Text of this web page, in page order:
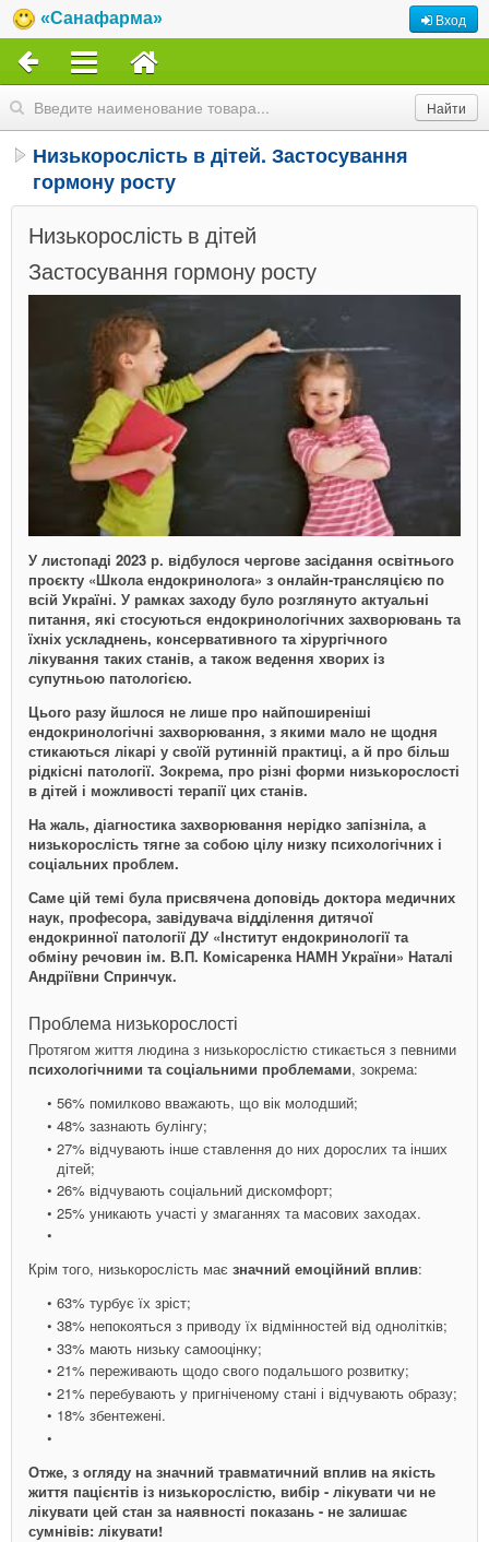
«Санафарма» Вход
Низькорослість в дітей. Застосування
гормону росту
Низькорослість в дітей
Застосування гормону росту
У листопаді 2023 р. відбулося чергове засідання освітнього
проєкту «Школа ендокринолога» з онлайн-трансляцією по
всій Україні. У рамках заходу було розглянуто актуальні
питання, які стосуються ендокринологічних захворювань та
їхніх ускладнень, консервативного та хірургічного
лікування таких станів, а також ведення хворих із
супутньою патологією.
Цього разу йшлося не лише про найпоширеніші
ендокринологічні захворювання, з якими мало не щодня
стикаються лікарі у своїй рутинній практиці, а й про більш
рідкісні патології. Зокрема, про різні форми низькорослості
в дітей і можливості терапії цих станів.
На жаль, діагностика захворювання нерідко запізніла, а
низькорослість тягне за собою цілу низку психологічних і
соціальних проблем.
Саме цій темі була присвячена доповідь доктора медичних
наук, професора, завідувача відділення дитячої
ендокринної патології ДУ «Інститут ендо­кринології та
обміну речовин ім. В.П. Комісаренка НАМН України» Наталі
Андріївни Спринчук.
Проблема низькорослості
Протягом життя людина з низькорослістю стикається з певними
психологічними та соціальними проблемами, зокрема:
56% помилково вважають, що вік молодший;
48% зазнають булінгу;
27% відчувають інше ставлення до них дорослих та інших
дітей;
26% відчувають соціальний дискомфорт;
25% уникають участі у змаганнях та масових заходах.
Крім того, низькорослість має значний емоційний вплив:
63% турбує їх зріст;
38% непокояться з приводу їх відмінностей від однолітків;
33% мають низьку самооцінку;
21% переживають щодо свого подальшого розвитку;
21% перебувають у пригніченому стані і відчувають образу;
18% збентежені.
Отже, з огляду на значний травматичний вплив на якість
життя пацієнтів із низькорослістю, вибір - лікувати чи не
лікувати цей стан за наявності показань - не залишає
сумнівів: лікувати!